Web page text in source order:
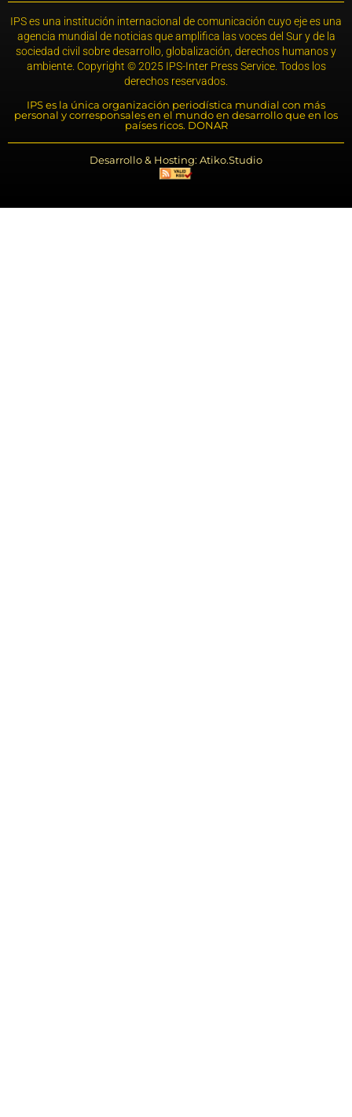
IPS es una institución internacional de comunicación cuyo eje es una
agencia mundial de noticias que amplifica las voces del Sur y de la
sociedad civil sobre desarrollo, globalización, derechos humanos y
ambiente. Copyright © 2025 IPS-Inter Press Service. Todos los
derechos reservados.
IPS es la única organización periodística mundial con más
personal y corresponsales en el mundo en desarrollo que en los
países ricos. DONAR
Desarrollo & Hosting: Atiko.Studio